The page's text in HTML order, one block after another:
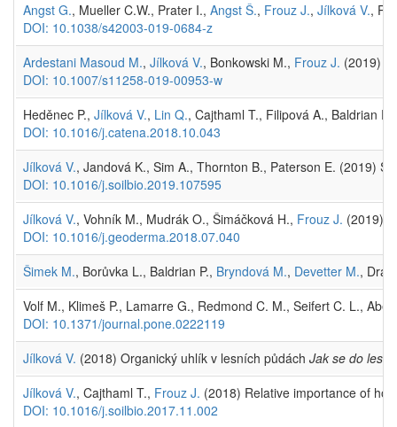
Angst G., Mueller C.W., Prater I., Angst Š., Frouz J., Jílková V.,
DOI: 10.1038/s42003-019-0684-z
Ardestani Masoud M., Jílková V., Bonkowski M., Frouz J. (2019)
DOI: 10.1007/s11258-019-00953-w
Heděnec P., Jílková V., Lin Q., Cajthaml T., Filipová A., Baldrian
DOI: 10.1016/j.catena.2018.10.043
Jílková V., Jandová K., Sim A., Thornton B., Paterson E. (2019)
DOI: 10.1016/j.soilbio.2019.107595
Jílková V., Vohník M., Mudrák O., Šimáčková H., Frouz J. (2019)
DOI: 10.1016/j.geoderma.2018.07.040
Šimek M., Borůvka L., Baldrian P., Bryndová M., Devetter M.,
Volf M., Klimeš P., Lamarre G., Redmond C. M., Seifert C. L.,
DOI: 10.1371/journal.pone.0222119
Jílková V. (2018) Organický uhlík v lesních půdách Jak se do lesa
Jílková V., Cajthaml T., Frouz J. (2018) Relative importance of
DOI: 10.1016/j.soilbio.2017.11.002